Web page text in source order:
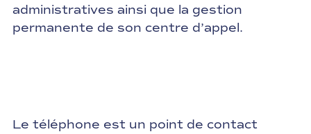
administratives ainsi que la gestion
permanente de son centre d’appel.
Le téléphone est un point de contact